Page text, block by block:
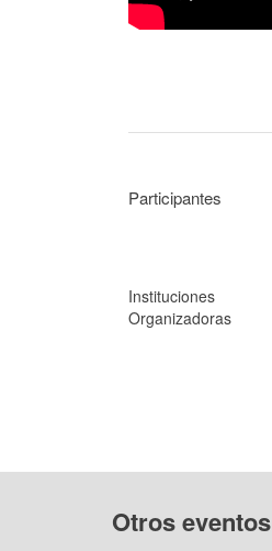
Participantes
Instituciones
Organizadoras
Otros eventos